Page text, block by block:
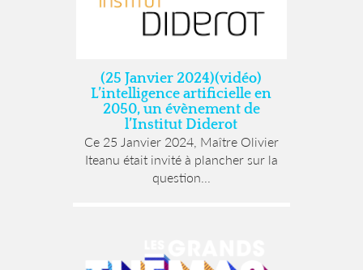
(25 Janvier 2024)(vidéo)
L’intelligence artificielle en
2050, un évènement de
l’Institut Diderot
Ce 25 Janvier 2024, Maître Olivier
Iteanu était invité à plancher sur la
question...